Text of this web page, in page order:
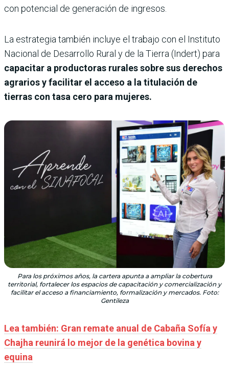
con potencial de generación de ingresos.
La estrategia también incluye el trabajo con el Instituto
Nacional de Desarrollo Rural y de la Tierra (Indert) para
capacitar a productoras rurales sobre sus derechos
agrarios y facilitar el acceso a la titulación de
tierras con tasa cero para mujeres.
Para los próximos años, la cartera apunta a ampliar la cobertura
territorial, fortalecer los espacios de capacitación y comercialización y
facilitar el acceso a financiamiento, formalización y mercados. Foto:
Gentileza
Lea también: Gran remate anual de Cabaña Sofía y
Chajha reunirá lo mejor de la genética bovina y
equina